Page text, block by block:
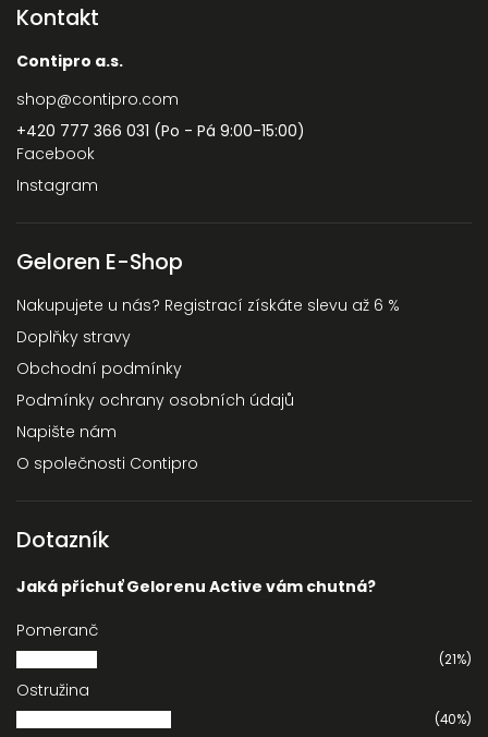
Kontakt
Contipro a.s.
shop@contipro.com
+420 777 366 031 (Po - Pá 9:00-15:00)
Facebook
Instagram
Geloren E-Shop
Nakupujete u nás? Registrací získáte slevu až 6 %
Doplňky stravy
Obchodní podmínky
Podmínky ochrany osobních údajů
Napište nám
O společnosti Contipro
Dotazník
Jaká příchuť Gelorenu Active vám chutná?
Pomeranč
(21%)
Ostružina
(40%)